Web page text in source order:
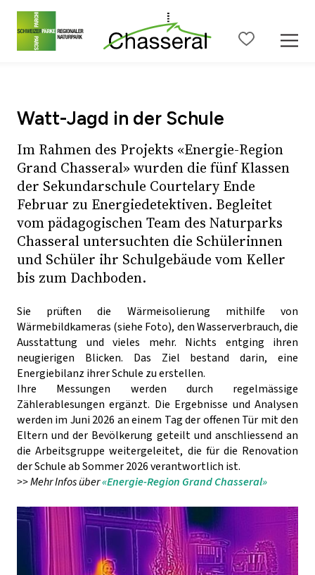
Zum Seiteninhalt
Watt-Jagd in der Schule
Im Rahmen des Projekts «Energie-Region
Grand Chasseral» wurden die fünf Klassen
der Sekundarschule Courtelary Ende
Februar zu Energiedetektiven. Begleitet
vom pädagogischen Team des Naturparks
Chasseral untersuchten die Schülerinnen
und Schüler ihr Schulgebäude vom Keller
bis zum Dachboden.
Sie prüften die Wärmeisolierung mithilfe von
Wärmebildkameras (siehe Foto), den Wasserverbrauch, die
Ausstattung und vieles mehr. Nichts entging ihren
neugierigen Blicken. Das Ziel bestand darin, eine
Energiebilanz ihrer Schule zu erstellen.
Ihre Messungen werden durch regelmässige
Zählerablesungen ergänzt. Die Ergebnisse und Analysen
werden im Juni 2026 an einem Tag der offenen Tür mit den
Eltern und der Bevölkerung geteilt und anschliessend an
die Arbeitsgruppe weitergeleitet, die für die Renovation
der Schule ab Sommer 2026 verantwortlich ist.
>> Mehr Infos über«Energie-Region Grand Chasseral»